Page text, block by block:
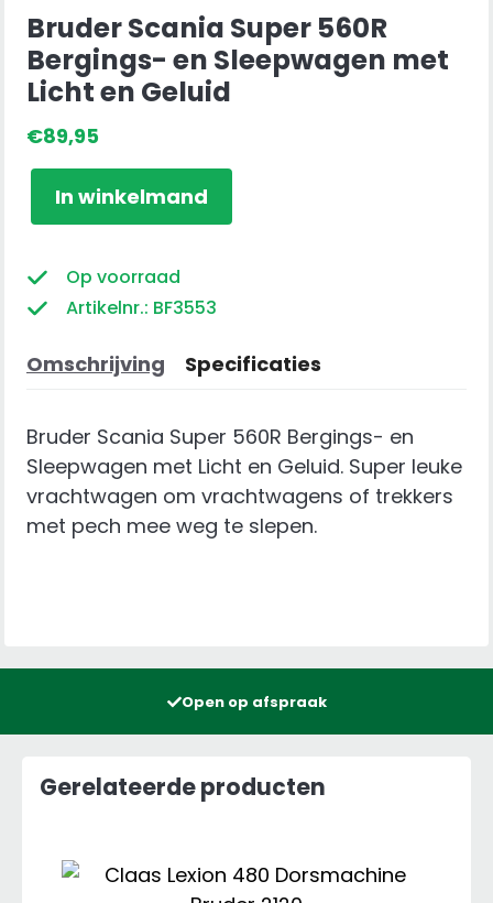
Bruder Scania Super 560R
Bergings- en Sleepwagen met
Licht en Geluid
€89,95
Scania
560R
Bergings-
Sleepwagen
en
Geluid
aantal
In winkelmand
Op voorraad
Artikelnr.: BF3553
Omschrijving Specificaties
Bruder Scania Super 560R Bergings- en
Sleepwagen met Licht en Geluid. Super leuke
vrachtwagen om vrachtwagens of trekkers
met pech mee weg te slepen.
Open op afspraak
Gerelateerde producten